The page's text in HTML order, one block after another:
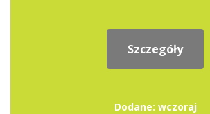
Szczegóły
Dodane: wczoraj